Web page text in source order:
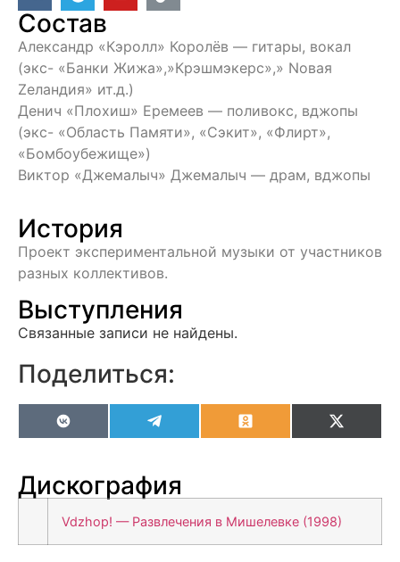
Состав
Александр «Кэролл» Королёв — гитары, вокал
(экс- «Банки Жижа»,»Крэшмэкерс»,» Nовая
Zеландия» ит.д.)
Денич «Плохиш» Еремеев — поливокс, вджопы
(экс- «Область Памяти», «Сэкит», «Флирт»,
«Бомбоубежище»)
Виктор «Джемалыч» Джемалыч — драм, вджопы
История
Проект экспериментальной музыки от участников
разных коллективов.
Выступления
Связанные записи не найдены.
Поделиться:
VK OdnoklassnikiX
Дискография
Vdzhop! — Развлечения в Мишелевке (1998)